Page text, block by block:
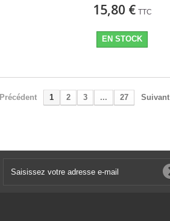
15,80 € TTC
EN STOCK
Précédent 1 2 3 ... 27 Suivant